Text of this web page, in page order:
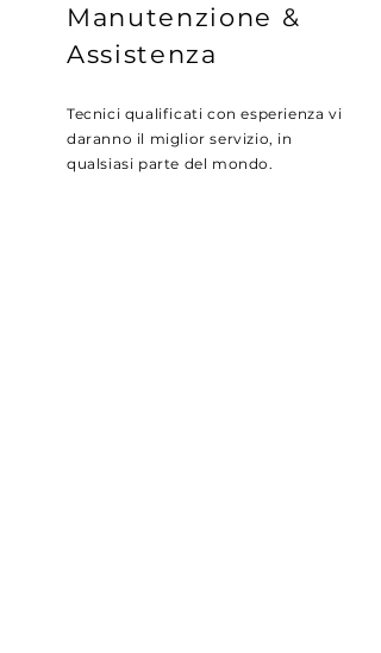
Manutenzione &
Assistenza
Tecnici qualificati con esperienza vi
daranno il miglior servizio, in
qualsiasi parte del mondo.